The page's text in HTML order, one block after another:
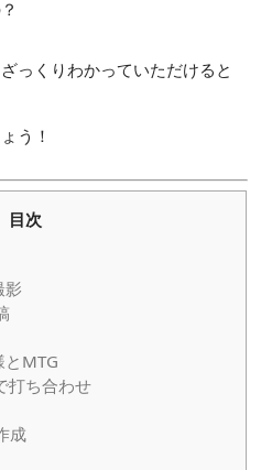
っくりわかっていただけると
う！
目次
MTG
ち合わせ
成